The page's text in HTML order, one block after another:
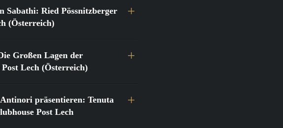
Sabathi: Ried Pössnitzberger
(Österreich)
Großen Lagen der
Lech (Österreich)
präsentieren: Tenuta
Post Lech